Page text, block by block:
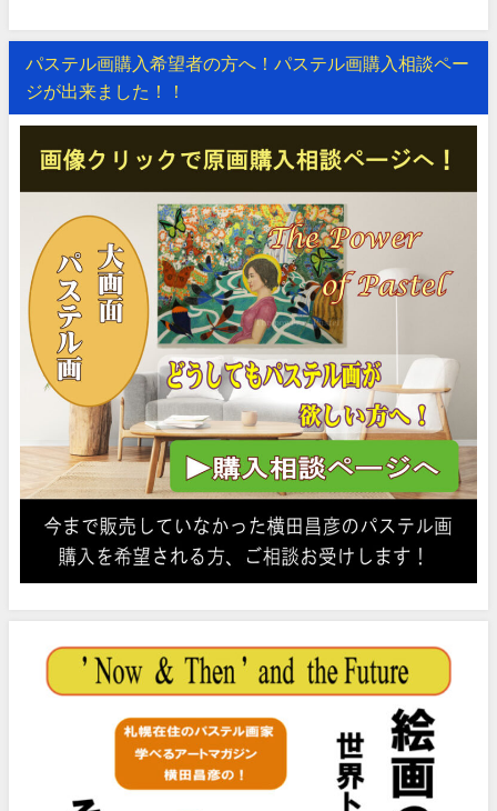
パステル画購入希望者の方へ！パステル画購入相談ペー
ジが出来ました！！